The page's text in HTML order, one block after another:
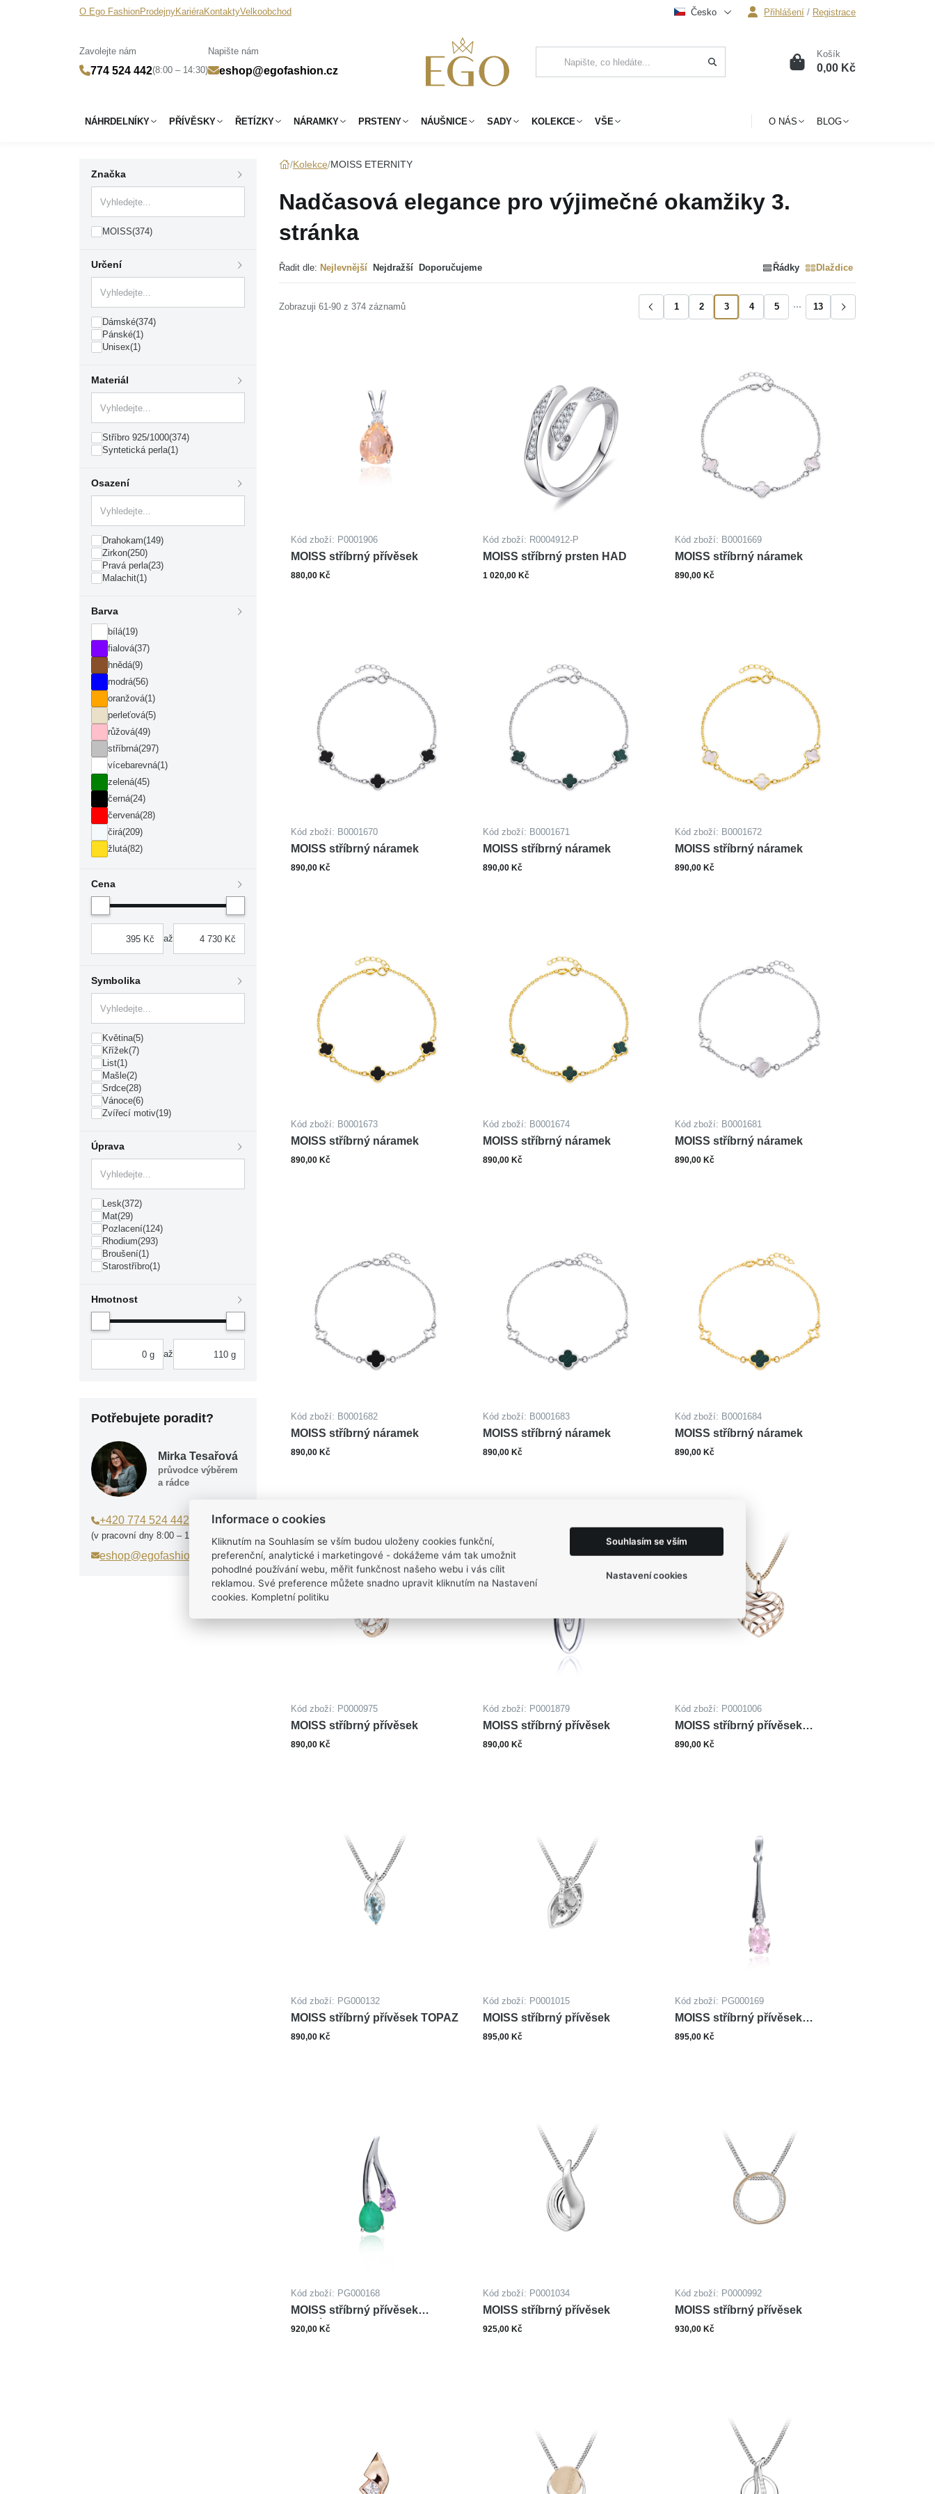
O Ego FashionProdejnyKariéraKontaktyVelkoobchod
Zavolejte nám
774 524 442(8:00 – 14:30)
Napište nám
eshop@egofashion.cz
Česko Přihlášení / Registrace
0 Košík
0,00 Kč
NÁHRDELNÍKY PŘÍVĚSKY ŘETÍZKY NÁRAMKY PRSTENY NÁUŠNICE SADY KOLEKCE VŠE O NÁS BLOG
Značka
MOISS(374)
Určení
Dámské(374)
Pánské(1)
Unisex(1)
Materiál
Stříbro 925/1000(374)
Syntetická perla(1)
Osazení
Drahokam(149)
Zirkon(250)
Pravá perla(23)
Malachit(1)
Barva
bílá(19)
fialová(37)
hnědá(9)
modrá(56)
oranžová(1)
perleťová(5)
růžová(49)
stříbrná(297)
vícebarevná(1)
zelená(45)
černá(24)
červená(28)
čirá(209)
žlutá(82)
Cena
až
Symbolika
Květina(5)
Křížek(7)
List(1)
Mašle(2)
Srdce(28)
Vánoce(6)
Zvířecí motiv(19)
Úprava
Lesk(372)
Mat(29)
Pozlacení(124)
Rhodium(293)
Broušení(1)
Starostříbro(1)
Hmotnost
až
Potřebujete poradit?
Mirka Tesařová
průvodce výběrem
a rádce
+420 774 524 442
(v pracovní dny 8:00 – 15:00)
eshop@egofashion.cz
Kolekce MOISS ETERNITY
Nadčasová elegance pro výjimečné okamžiky 3.
stránka
Řadit dle: Nejlevnější Nejdražší Doporučujeme Řádky Dlaždice
1 2 3 4 5 13
Zobrazuji 61-90 z 374 záznamů
Kód zboží: P0001906
MOISS stříbrný přívěsek
880,00 Kč
Kód zboží: R0004912-P
MOISS stříbrný prsten HAD
1 020,00 Kč
Kód zboží: B0001669
MOISS stříbrný náramek
890,00 Kč
Kód zboží: B0001670
MOISS stříbrný náramek
890,00 Kč
Kód zboží: B0001671
MOISS stříbrný náramek
890,00 Kč
Kód zboží: B0001672
MOISS stříbrný náramek
890,00 Kč
Kód zboží: B0001673
MOISS stříbrný náramek
890,00 Kč
Kód zboží: B0001674
MOISS stříbrný náramek
890,00 Kč
Kód zboží: B0001681
MOISS stříbrný náramek
890,00 Kč
Kód zboží: B0001682
MOISS stříbrný náramek
890,00 Kč
Kód zboží: B0001683
MOISS stříbrný náramek
890,00 Kč
Kód zboží: B0001684
MOISS stříbrný náramek
890,00 Kč
Kód zboží: P0000975
MOISS stříbrný přívěsek
890,00 Kč
Kód zboží: P0001879
MOISS stříbrný přívěsek
890,00 Kč
Kód zboží: P0001006
MOISS stříbrný přívěsek
SRDCE ROSE
890,00 Kč
Kód zboží: PG000132
MOISS stříbrný přívěsek TOPAZ
890,00 Kč
Kód zboží: P0001015
MOISS stříbrný přívěsek
895,00 Kč
Kód zboží: PG000169
MOISS stříbrný přívěsek
AMETYST
895,00 Kč
Kód zboží: PG000168
MOISS stříbrný přívěsek
ACHÁT, AMETYST
920,00 Kč
Kód zboží: P0001034
MOISS stříbrný přívěsek
925,00 Kč
Kód zboží: P0000992
MOISS stříbrný přívěsek
930,00 Kč
Informace o cookies
Kliknutím na Souhlasím se vším budou uloženy cookies funkční,
preferenční, analytické i marketingové - dokážeme vám tak umožnit
pohodlné používání webu, měřit funkčnost našeho webu i vás cílit
reklamou. Své preference můžete snadno upravit kliknutím na Nastavení
cookies. Kompletní politiku
Souhlasím se vším
Nastavení cookies